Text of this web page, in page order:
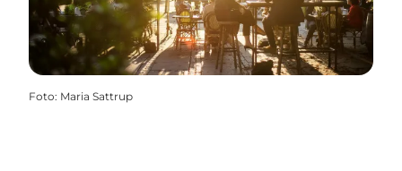
Foto: Maria Sattrup